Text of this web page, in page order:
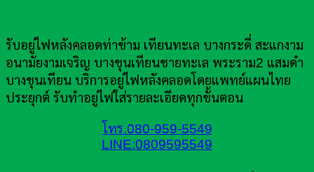
รับอยู่ไฟหลังคลอดท่าข้าม เทียนทะเล บางกระดี่ สะแกงาม
อนามัยงามเจริญ บางขุนเทียนชายทะเล พระราม2 แสมดำ
บางขุนเทียน บริการอยู่ไฟหลังคลอดโดยแพทย์แผนไทย
ประยุกต์ รับทำอยู่ไฟใส่รายละเอียดทุกขั้นตอน
โทร.080-959-5549
LINE:0809595549